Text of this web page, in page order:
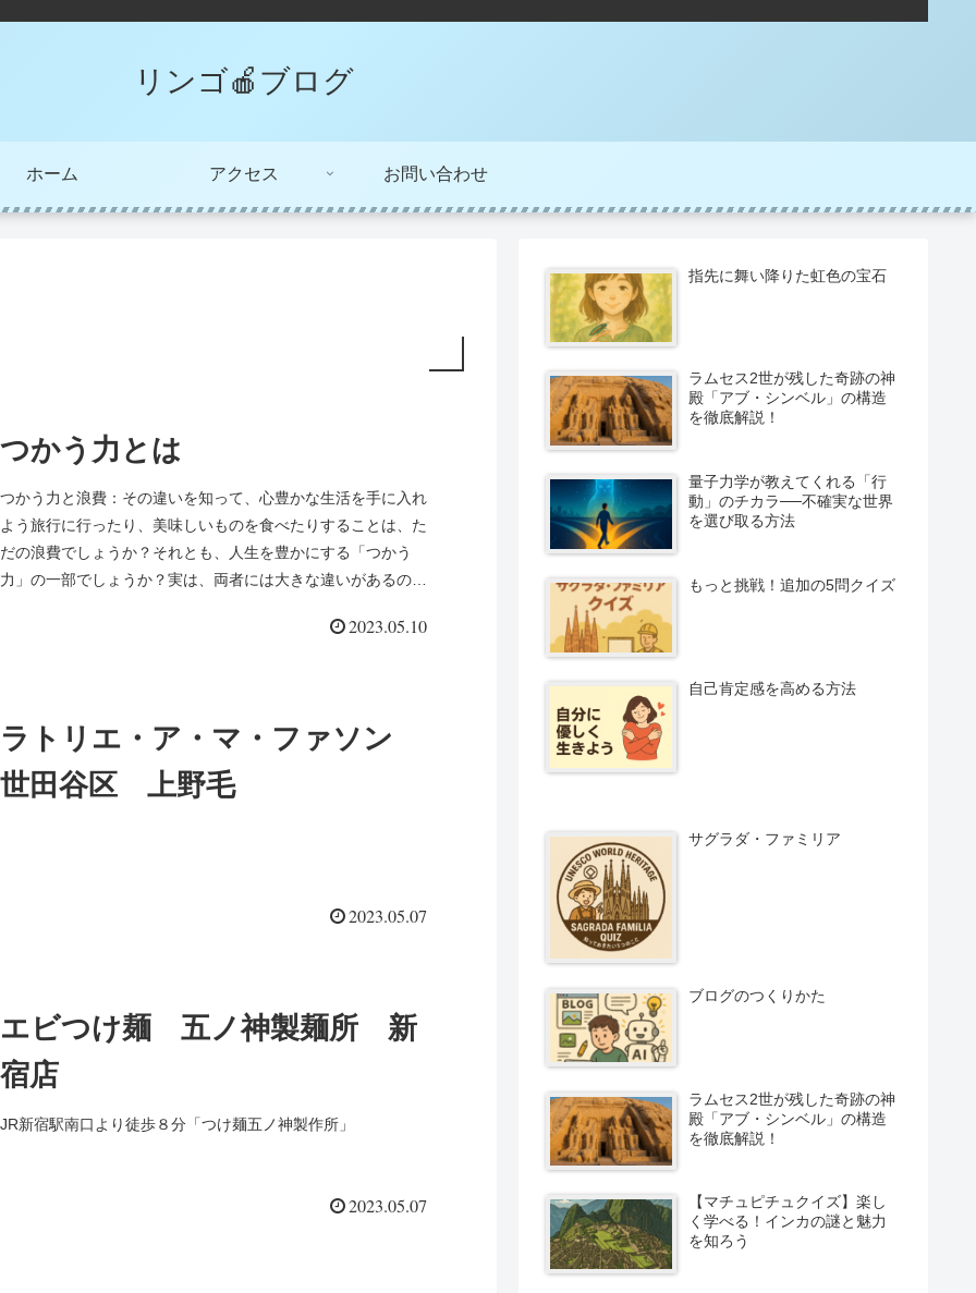
リンゴ🍎ブログ
ホーム アクセス お問い合わせ
つかう力とは
つかう力と浪費：その違いを知って、心豊かな生活を手に入れ
よう旅行に行ったり、美味しいものを食べたりすることは、た
だの浪費でしょうか？それとも、人生を豊かにする「つかう
力」の一部でしょうか？実は、両者には大きな違いがあるので
2023.05.10
ラトリエ・ア・マ・ファソン
世田谷区 上野毛
2023.05.07
エビつけ麺 五ノ神製麺所 新
宿店
JR新宿駅南口より徒歩８分「つけ麺五ノ神製作所」
2023.05.07
指先に舞い降りた虹色の宝石
ラムセス2世が残した奇跡の神
殿「アブ・シンベル」の構造
を徹底解説！
量子力学が教えてくれる「行
動」のチカラ──不確実な世界
を選び取る方法
もっと挑戦！追加の5問クイズ
自己肯定感を高める方法
サグラダ・ファミリア
ブログのつくりかた
ラムセス2世が残した奇跡の神
殿「アブ・シンベル」の構造
を徹底解説！
【マチュピチュクイズ】楽し
く学べる！インカの謎と魅力
を知ろう